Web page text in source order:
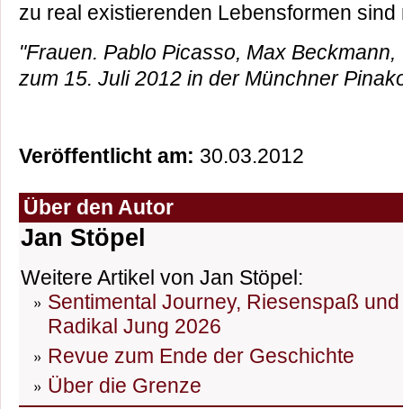
zu real existierenden Lebensformen
"Frauen. Pablo Picasso, Max
zum 15. Juli 2012 in der Münchner
Veröffentlicht am: 30.03.2012
Über den Autor
Jan Stöpel
Weitere Artikel von Jan Stöpel:
Sentimental Journey, Riesenspaß
Radikal Jung 2026
Revue zum Ende der Geschichte
Über die Grenze